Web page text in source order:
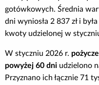
gotówkowych. Średnia
dni wyniosła 2 837 zł i
kwoty udzielonej w
W styczniu 2026 r.
powyżej 60 dni udzielono
Przyznano ich łącznie 71